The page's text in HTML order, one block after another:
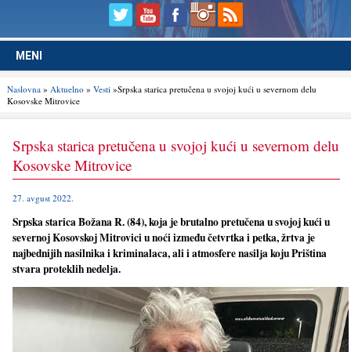
MENI
Naslovna» Aktuelno» Vesti»Srpska starica pretučena u svojoj kući u severnom delu
Kosovske Mitrovice
Srpska starica pretučena u svojoj kući u severnom delu
Kosovske Mitrovice
27. avgust 2022.
Srpska starica Božana R. (84), koja je brutalno pretučena u svojoj kući u
severnoj Kosovskoj Mitrovici u noći između četvrtka i petka, žrtva je
najbednijih nasilnika i kriminalaca, ali i atmosfere nasilјa koju Priština
stvara proteklih nedelјa.